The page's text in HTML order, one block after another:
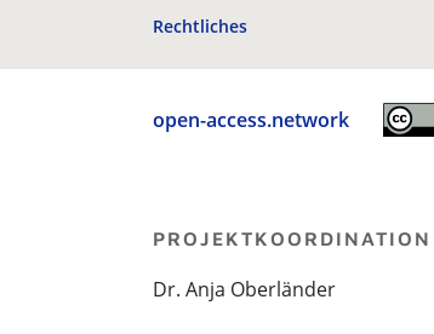
Rechtliches
open-access.network
PROJEKTKOORDINATION
Dr. Anja Oberländer